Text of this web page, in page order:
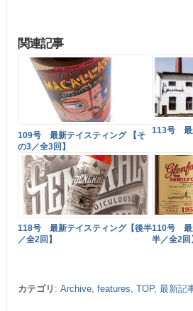
関連記事
109号 最新テイスティング 【そ
の3／全3回】
113号 最
118号 最新テイスティング【後半
／全2回】
110号 最
半／全2回
カテゴリ : Archive, features TOP, 最新記